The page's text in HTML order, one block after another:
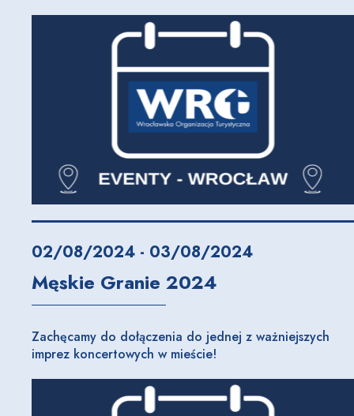
02/08/2024 - 03/08/2024
Męskie Granie 2024
Zachęcamy do dołączenia do jednej z ważniejszych
imprez koncertowych w mieście!